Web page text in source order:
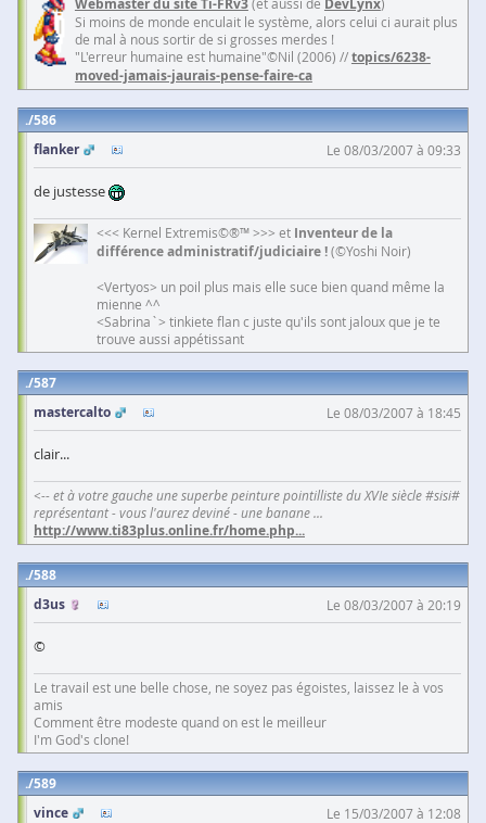
Webmaster du site Ti-FRv3 DevLynx
Si moins de monde enculait le système, alors celui ci aurait plus
de mal à nous sortir de si grosses merdes !
"L'erreur humaine est humaine"©Nil (2006) //topics/6238-
moved-jamais-jaurais-pense-faire-ca
586
flanker
Le 08/03/2007 à 09:33
de justesse
<<< Kernel Extremis©®™ >>> et Inventeur de la
différence administratif/judiciaire !(©Yoshi Noir)
<Vertyos> un poil plus mais elle suce bien quand même la
mienne ^^
<Sabrina`> tinkiete flan c juste qu'ils sont jaloux que je te
trouve aussi appétissant
587
mastercalto
Le 08/03/2007 à 18:45
clair...
<-- et à votre gauche une superbe peinture pointilliste du XVIe siècle #sisi#
représentant - vous l'aurez deviné - une banane ...
http://www.ti83plus.online.fr/home.php...
588
d3us
Le 08/03/2007 à 20:19
©
Le travail est une belle chose, ne soyez pas égoistes, laissez le à vos
amis
Comment être modeste quand on est le meilleur
I'm God's clone!
589
vince
Le 15/03/2007 à 12:08